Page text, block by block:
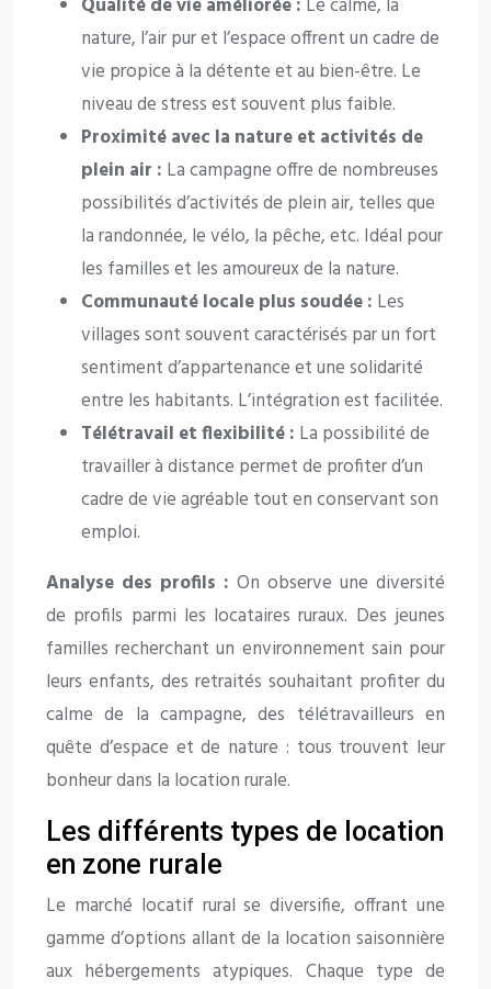
Qualité de vie améliorée : Le calme, la
nature, l’air pur et l’espace offrent un cadre de
vie propice à la détente et au bien-être. Le
niveau de stress est souvent plus faible.
Proximité avec la nature et activités de
plein air : La campagne offre de nombreuses
possibilités d’activités de plein air, telles que
la randonnée, le vélo, la pêche, etc. Idéal pour
les familles et les amoureux de la nature.
Communauté locale plus soudée : Les
villages sont souvent caractérisés par un fort
sentiment d’appartenance et une solidarité
entre les habitants. L’intégration est facilitée.
Télétravail et flexibilité : La possibilité de
travailler à distance permet de profiter d’un
cadre de vie agréable tout en conservant son
emploi.
Analyse des profils : On observe une diversité
de profils parmi les locataires ruraux. Des jeunes
familles recherchant un environnement sain pour
leurs enfants, des retraités souhaitant profiter du
calme de la campagne, des télétravailleurs en
quête d’espace et de nature : tous trouvent leur
bonheur dans la location rurale.
Les différents types de location
en zone rurale
Le marché locatif rural se diversifie, offrant une
gamme d’options allant de la location saisonnière
aux hébergements atypiques. Chaque type de